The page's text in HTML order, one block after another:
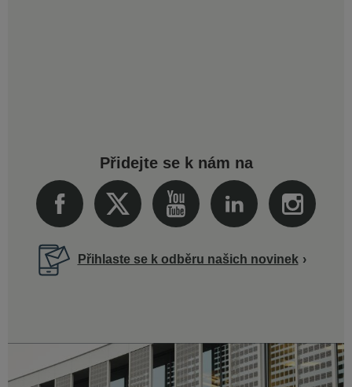
Přidejte se k nám na
Přihlaste se k odběru našich novinek